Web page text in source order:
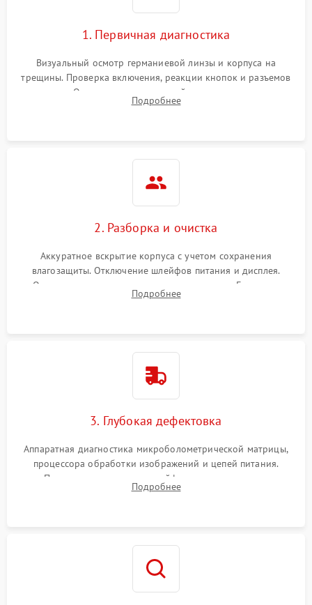
1. Первичная диагностика
Визуальный осмотр германиевой линзы и корпуса на
трещины. Проверка включения, реакции кнопок и разъемов
зарядки. Оценка вывода тепловой сигнатуры на экран,
проверка базовых функций и считывание системных
Подробнее
2. Разборка и очистка
Аккуратное вскрытие корпуса с учетом сохранения
влагозащиты. Отключение шлейфов питания и дисплея.
Очистка внутренних плат от окислов и пыли. Бережная
обработка германиевого объектива специализированными
Подробнее
3. Глубокая дефектовка
Аппаратная диагностика микроболометрической матрицы,
процессора обработки изображений и цепей питания.
Проверка целостности шлейфов, модуля памяти и
интерфейсов связи. Выявление сгоревших SMD-компонентов
Подробнее